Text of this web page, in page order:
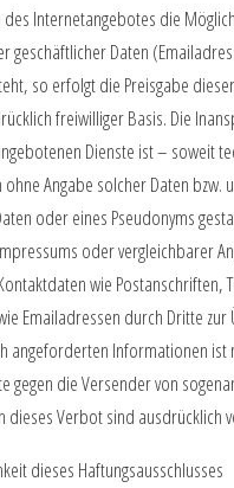
Internetangebotes die
geschäftlicher Daten
so erfolgt die Preisgabe
freiwilliger Basis. Die
Dienste ist – soweit
Angabe solcher Daten bzw.
oder eines Pseudonyms
oder vergleichbarer
wie Postanschriften,
Emailadressen durch Dritte zur
angeforderten Informationen ist
gegen die Versender von
dieses Verbot sind ausdrücklich
dieses Haftungsausschlusses